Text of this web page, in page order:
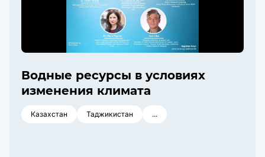
Водные ресурсы в условиях
изменения климата
Казахстан Таджикистан ...